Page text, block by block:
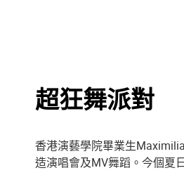
超狂舞派對
香港演藝學院畢業生
造演唱會及MV舞蹈。今個夏